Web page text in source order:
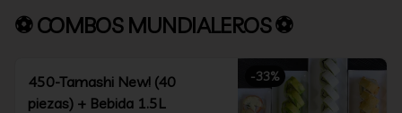
⚽ COMBOS MUNDIALEROS ⚽
-33%
450-Tamashi New! (40
piezas) + Bebida 1.5L